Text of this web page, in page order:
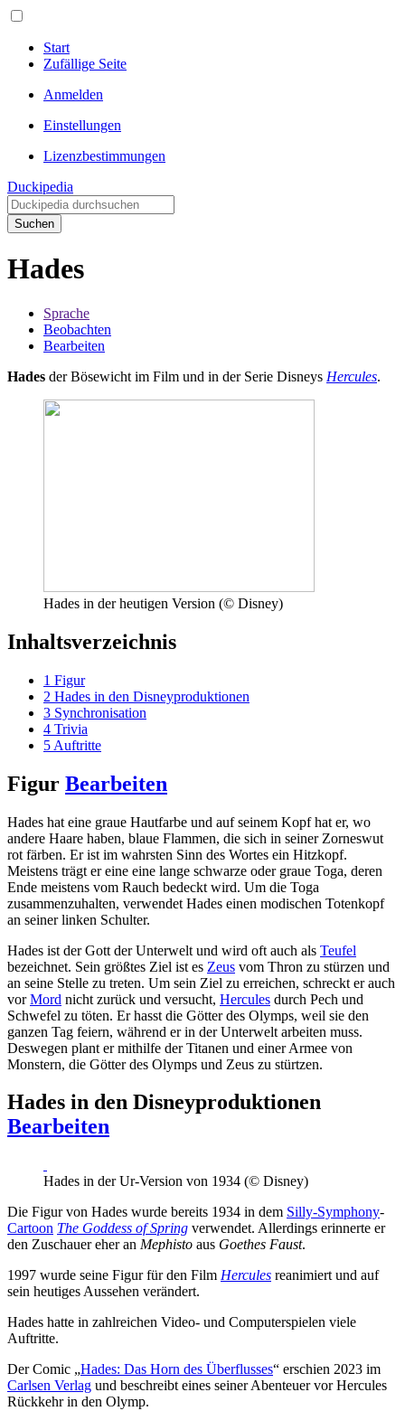
Start
Zufällige Seite
Anmelden
Einstellungen
Lizenzbestimmungen
Duckipedia
Suchen
Hades
Sprache
Beobachten
Bearbeiten
Hades der Bösewicht im Film und in der Serie Disneys Hercules.
Hades in der heutigen Version (© Disney)
Inhaltsverzeichnis
1 Figur
2 Hades in den Disneyproduktionen
3 Synchronisation
4 Trivia
5 Auftritte
Figur Bearbeiten
Hades hat eine graue Hautfarbe und auf seinem Kopf hat er, wo
andere Haare haben, blaue Flammen, die sich in seiner Zorneswut
rot färben. Er ist im wahrsten Sinn des Wortes ein Hitzkopf.
Meistens trägt er eine eine lange schwarze oder graue Toga, deren
Ende meistens vom Rauch bedeckt wird. Um die Toga
zusammenzuhalten, verwendet Hades einen modischen Totenkopf
an seiner linken Schulter.
Hades ist der Gott der Unterwelt und wird oft auch als Teufel
bezeichnet. Sein größtes Ziel ist es Zeus vom Thron zu stürzen und
an seine Stelle zu treten. Um sein Ziel zu erreichen, schreckt er auch
vorMord nicht zurück und versucht, Hercules durch Pech und
Schwefel zu töten. Er hasst die Götter des Olymps, weil sie den
ganzen Tag feiern, während er in der Unterwelt arbeiten muss.
Deswegen plant er mithilfe der Titanen und einer Armee von
Monstern, die Götter des Olymps und Zeus zu stürtzen.
Hades in den Disneyproduktionen
Bearbeiten
Hades in der Ur-Version von 1934 (© Disney)
Die Figur von Hades wurde bereits 1934 in dem Silly-Symphony-
Cartoon The Goddess of Spring verwendet. Allerdings erinnerte er
den Zuschauer eher an Mephisto aus Goethes Faust.
1997 wurde seine Figur für den Film Hercules reanimiert und auf
sein heutiges Aussehen verändert.
Hades hatte in zahlreichen Video- und Computerspielen viele
Auftritte.
Der Comic „Hades: Das Horn des Überflusses“ erschien 2023 im
Carlsen Verlag und beschreibt eines seiner Abenteuer vor Hercules
Rückkehr in den Olymp.